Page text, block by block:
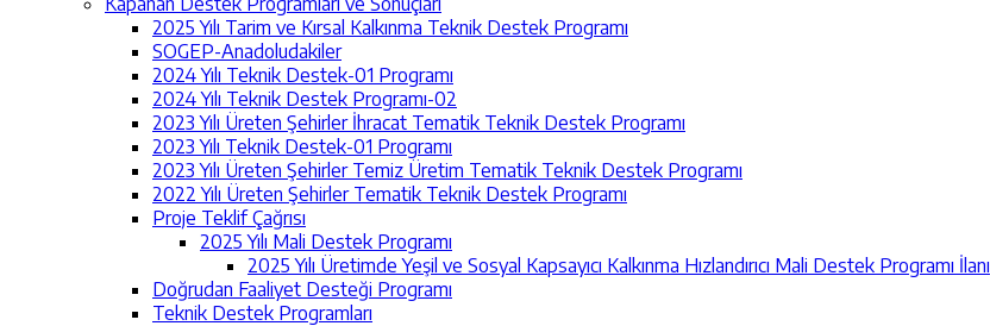
2025 Yılı Tarim ve Kırsal Kalkınma Teknik Destek Programı
SOGEP-Anadoludakiler
2024 Yılı Teknik Destek-01 Programı
2024 Yılı Teknik Destek Programı-02
2023 Yılı Üreten Şehirler İhracat Tematik Teknik Destek Programı
2023 Yılı Teknik Destek-01 Programı
2023 Yılı Üreten Şehirler Temiz Üretim Tematik Teknik Destek Programı
2022 Yılı Üreten Şehirler Tematik Teknik Destek Programı
Proje Teklif Çağrısı
2025 Yılı Mali Destek Programı
2025 Yılı Üretimde Yeşil ve Sosyal Kapsayıcı Kalkınma Hızlandırıcı Mali Destek Programı İlanı
Doğrudan Faaliyet Desteği Programı
Teknik Destek Programları